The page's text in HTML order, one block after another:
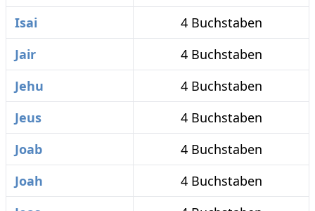
Isai
4 Buchstaben
Jair
4 Buchstaben
Jehu
4 Buchstaben
Jeus
4 Buchstaben
Joab
4 Buchstaben
Joah
4 Buchstaben